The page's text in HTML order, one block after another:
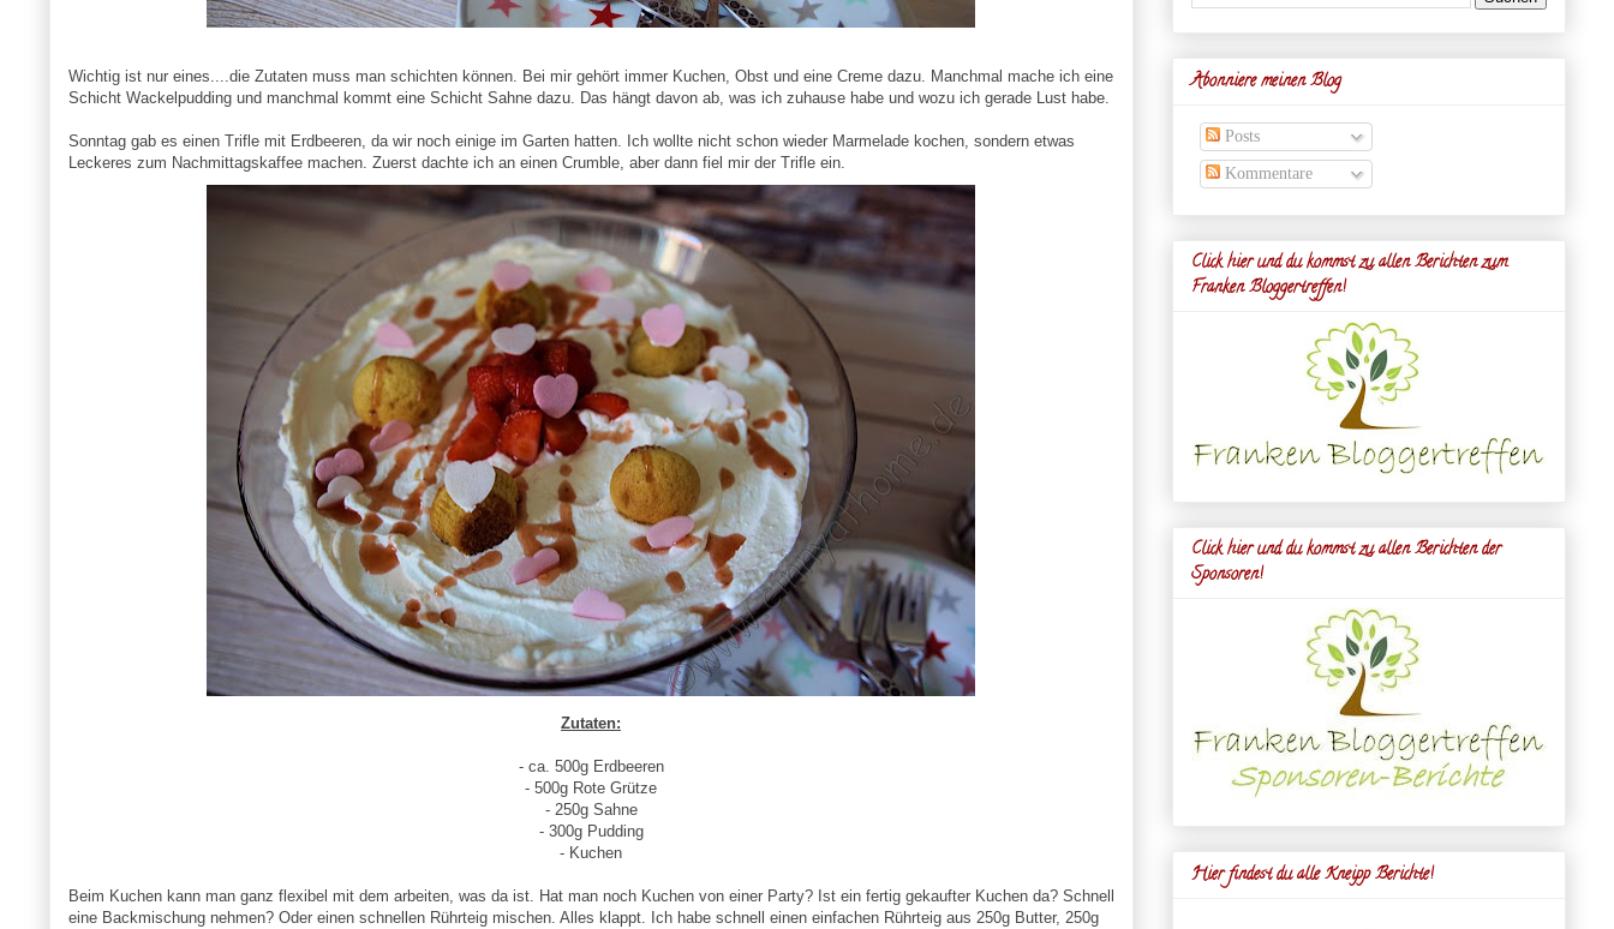
Wichtig ist nur eines....die Zutaten muss man schichten können. Bei mir gehört immer Kuchen, Obst und eine Creme dazu. Manchmal mache ich eine
Schicht Wackelpudding und manchmal kommt eine Schicht Sahne dazu. Das hängt davon ab, was ich zuhause habe und wozu ich gerade Lust habe.
Sonntag gab es einen Trifle mit Erdbeeren, da wir noch einige im Garten hatten. Ich wollte nicht schon wieder Marmelade kochen, sondern etwas
Leckeres zum Nachmittagskaffee machen. Zuerst dachte ich an einen Crumble, aber dann fiel mir der Trifle ein.
Zutaten:
- ca. 500g Erdbeeren
- 500g Rote Grütze
- 250g Sahne
- 300g Pudding
- Kuchen
Beim Kuchen kann man ganz flexibel mit dem arbeiten, was da ist. Hat man noch Kuchen von einer Party? Ist ein fertig gekaufter Kuchen da? Schnell
eine Backmischung nehmen? Oder einen schnellen Rührteig mischen. Alles klappt. Ich habe schnell einen einfachen Rührteig aus 250g Butter, 250g
Abonniere meinen Blog
Posts
Kommentare
Click hier und du kommst zu allen Berichten zum
Franken Bloggertreffen!
Click hier und du kommst zu allen Berichten der
Sponsoren!
Hier findest du alle Kneipp Berichte!